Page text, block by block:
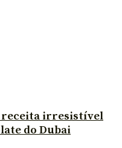
receita irresistível
do Dubai